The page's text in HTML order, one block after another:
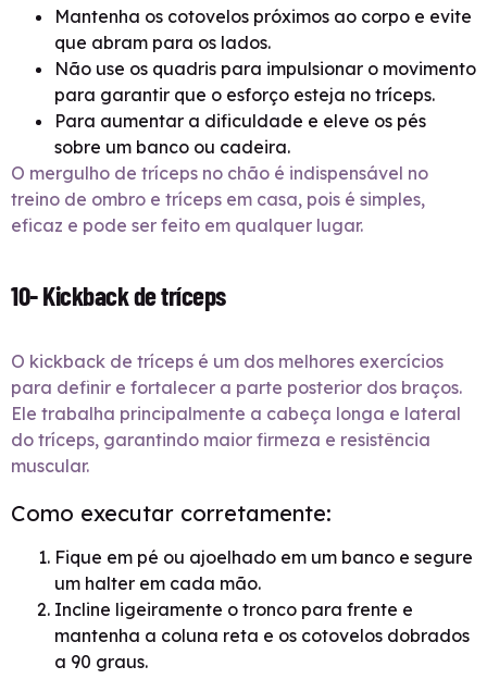
Mantenha os cotovelos próximos ao corpo e evite
que abram para os lados.
Não use os quadris para impulsionar o movimento
para garantir que o esforço esteja no tríceps.
Para aumentar a dificuldade e eleve os pés
sobre um banco ou cadeira.
O mergulho de tríceps no chão é indispensável no
treino de ombro e tríceps em casa, pois é simples,
eficaz e pode ser feito em qualquer lugar.
10- Kickback de tríceps
O kickback de tríceps é um dos melhores exercícios
para definir e fortalecer a parte posterior dos braços.
Ele trabalha principalmente a cabeça longa e lateral
do tríceps, garantindo maior firmeza e resistência
muscular.
Como executar corretamente:
Fique em pé ou ajoelhado em um banco e segure
um halter em cada mão.
Incline ligeiramente o tronco para frente e
mantenha a coluna reta e os cotovelos dobrados
a 90 graus.